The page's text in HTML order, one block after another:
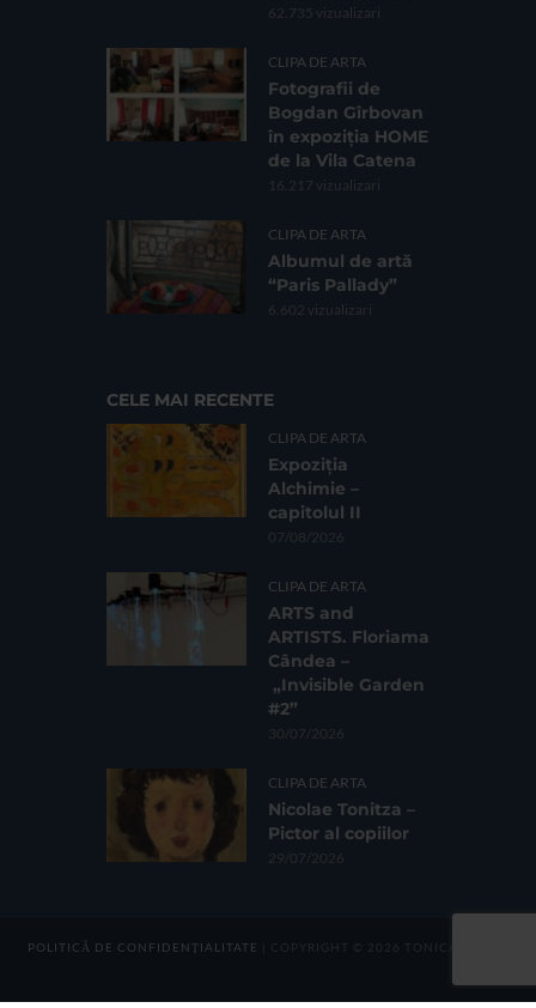
62.735 vizualizari
CLIPA DE ARTA
Fotografii de
Bogdan Gîrbovan
în expoziția HOME
de la Vila Catena
16.217 vizualizari
CLIPA DE ARTA
Albumul de artă
“Paris Pallady”
6.602 vizualizari
CELE MAI RECENTE
CLIPA DE ARTA
Expoziția
Alchimie –
capitolul II
07/08/2026
CLIPA DE ARTA
ARTS and
ARTISTS. Floriama
Cândea –
„Invisible Garden
#2”
30/07/2026
CLIPA DE ARTA
Nicolae Tonitza –
Pictor al copiilor
29/07/2026
POLITICĂ DE CONFIDENȚIALITATE | COPYRIGHT © 2026 TONICA GROUP